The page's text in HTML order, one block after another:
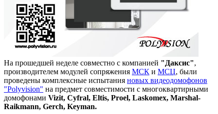
На прошедшей неделе совместно с компанией "Даксис",
производителем модулей сопряжения МСК и МСЦ, были
проведены комплексные испытания новых видеодомофонов
"Polyvision" на предмет совместимости с многоквартирными
домофонами Vizit, Cyfral, Eltis, Proel, Laskomex, Marshal-
Raikmann, Gerch, Keyman.